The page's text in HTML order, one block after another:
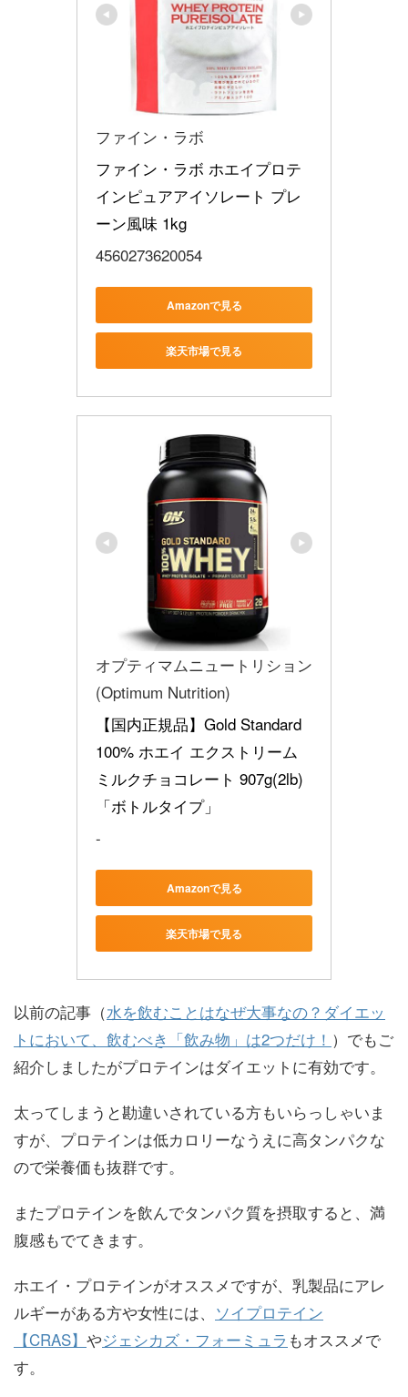
ファイン・ラボ
ファイン・ラボ ホエイプロテ
インピュアアイソレート プレ
ーン風味 1kg
4560273620054
Amazonで見る
楽天市場で見る
オプティマムニュートリション
(Optimum Nutrition)
【国内正規品】Gold Standard
100% ホエイ エクストリーム
ミルクチョコレート 907g(2lb)
「ボトルタイプ」
-
Amazonで見る
楽天市場で見る
以前の記事（水を飲むことはなぜ大事なの？ダイエッ
トにおいて、飲むべき「飲み物」は2つだけ！ ）でもご
紹介しましたがプロテインはダイエットに有効です。
太ってしまうと勘違いされている方もいらっしゃいま
すが、プロテインは低カロリーなうえに高タンパクな
ので栄養価も抜群です。
またプロテインを飲んでタンパク質を摂取すると、満
腹感もでてきます。
ホエイ・プロテインがオススメですが、乳製品にアレ
ルギーがある方や女性には、 ソイプロテイン
【CRAS】 やジェシカズ・フォーミュラ もオススメで
す。